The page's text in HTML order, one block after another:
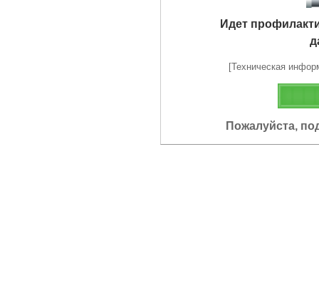
Идет
[Техническая
Пожалуйста,